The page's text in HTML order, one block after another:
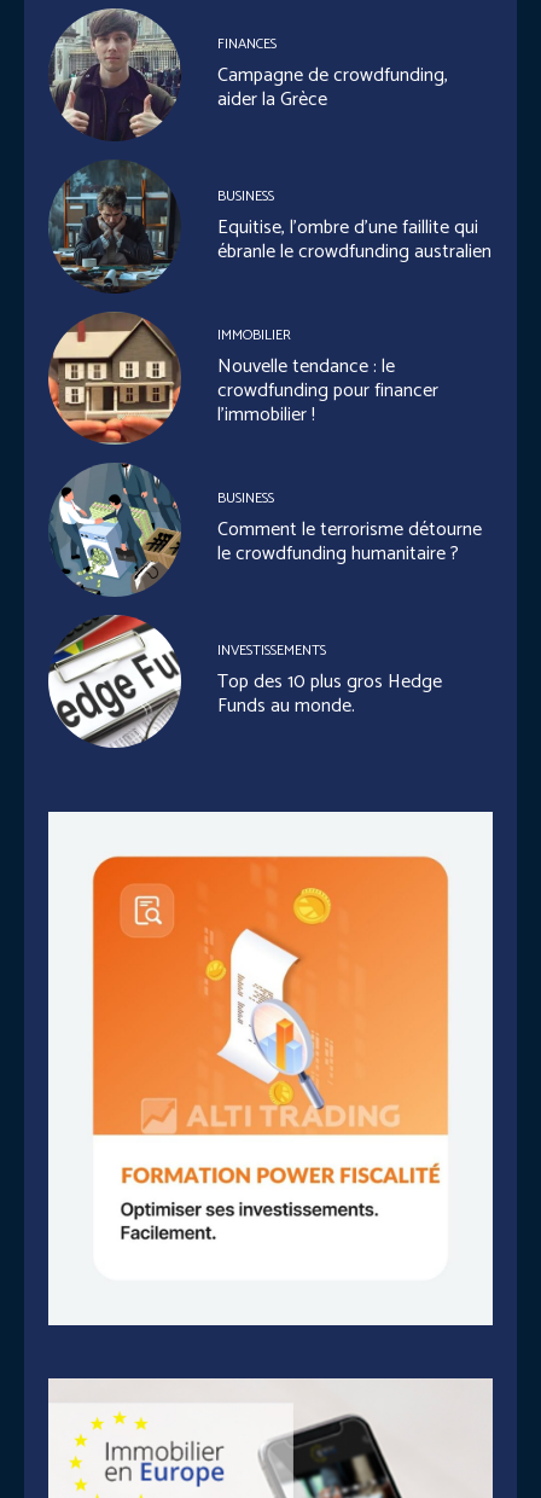
FINANCES
Campagne de crowdfunding,
aider la Grèce
BUSINESS
Equitise, l’ombre d’une faillite qui
ébranle le crowdfunding australien
IMMOBILIER
Nouvelle tendance : le
crowdfunding pour financer
l’immobilier !
BUSINESS
Comment le terrorisme détourne
le crowdfunding humanitaire ?
INVESTISSEMENTS
Top des 10 plus gros Hedge
Funds au monde.